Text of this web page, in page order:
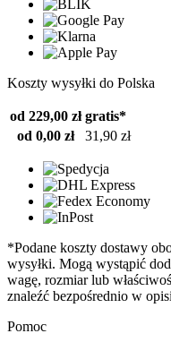
Koszty wysyłki do Polska
od 229,00 zł gratis*
od 0,00 zł
31,90 zł
*Podane koszty dostawy
wysyłki. Mogą wystąpić
wagę, rozmiar lub
znaleźć bezpośrednio w
Pomoc